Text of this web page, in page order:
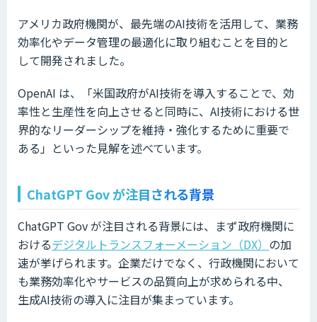
アメリカ政府機関が、最先端のAI技術を活用して、業務
効率化やデータ管理の最適化に取り組むことを目的と
して開発されました。
OpenAI は、「米国政府がAI技術を導入することで、効
率性と生産性を向上させると同時に、AI技術における世
界的なリーダーシップを維持・強化するために重要で
ある」といった見解を述べています。
ChatGPT Gov が注目される背景
ChatGPT Gov が注目される背景には、まず政府機関に
おけるデジタルトランスフォーメーション（DX） の加
速が挙げられます。企業だけでなく、行政機関において
も業務効率化やサービスの品質向上が求められる中、
生成AI技術の導入に注目が集まっています。